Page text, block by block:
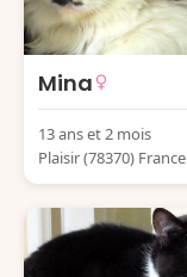
Mina
13 ans et 2 mois
Plaisir (78370) France